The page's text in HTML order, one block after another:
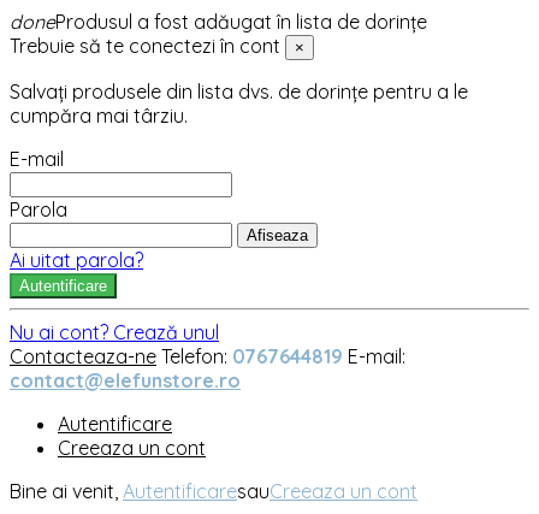
doneProdusul a fost adăugat în lista de dorințe
Trebuie să te conectezi în cont
×
Salvați produsele din lista dvs. de dorințe pentru a le
cumpăra mai târziu.
E-mail
Parola
Afiseaza
Ai uitat parola?
Autentificare
Nu ai cont? Crează unul
Contacteaza-ne Telefon: 0767644819 E-mail:
contact@elefunstore.ro
Autentificare
Creeaza un cont
Bine ai venit, AutentificaresauCreeaza un cont